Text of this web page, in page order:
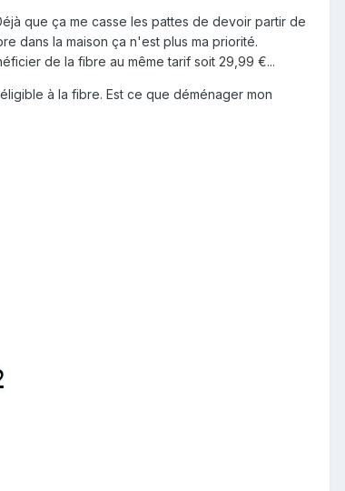
que ça me casse les pattes de devoir partir de
dans la maison ça n'est plus ma priorité.
de la fibre au même tarif soit 29,99 €...
à la fibre. Est ce que déménager mon